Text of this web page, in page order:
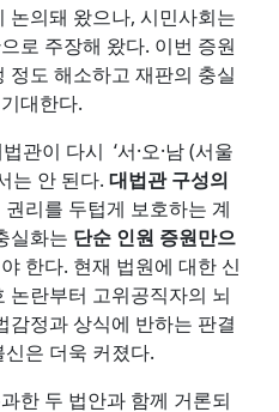
논의돼 왔으나, 시민사회는
로 주장해 왔다. 이번 증원
정도 해소하고 재판의 충실
대한다.
관이 다시 ‘서·오·남 (서울
는 안 된다. 대법관 구성의
리를 두텁게 보호하는 계
실화는 단순 인원 증원만으
한다. 현재 법원에 대한 신
논란부터 고위공직자의 뇌
감정과 상식에 반하는 판결
은 더욱 커졌다.
한 두 법안과 함께 거론되